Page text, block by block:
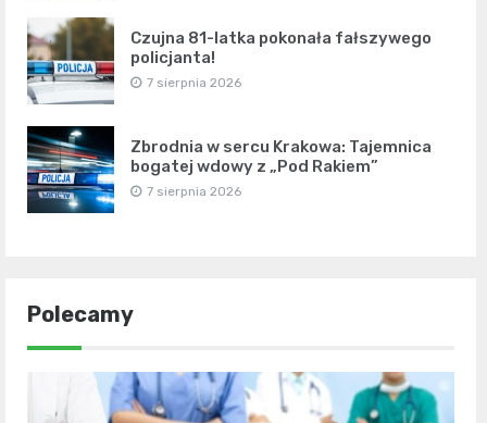
Czujna 81-latka pokonała fałszywego
policjanta!
7 sierpnia 2026
Zbrodnia w sercu Krakowa: Tajemnica
bogatej wdowy z „Pod Rakiem”
7 sierpnia 2026
Polecamy